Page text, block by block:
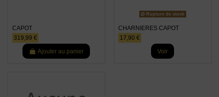
CAPOT
319,99 €
Ajouter au panier
Rupture de stock
CHARNIERES CAPOT
17,90 €
Voir